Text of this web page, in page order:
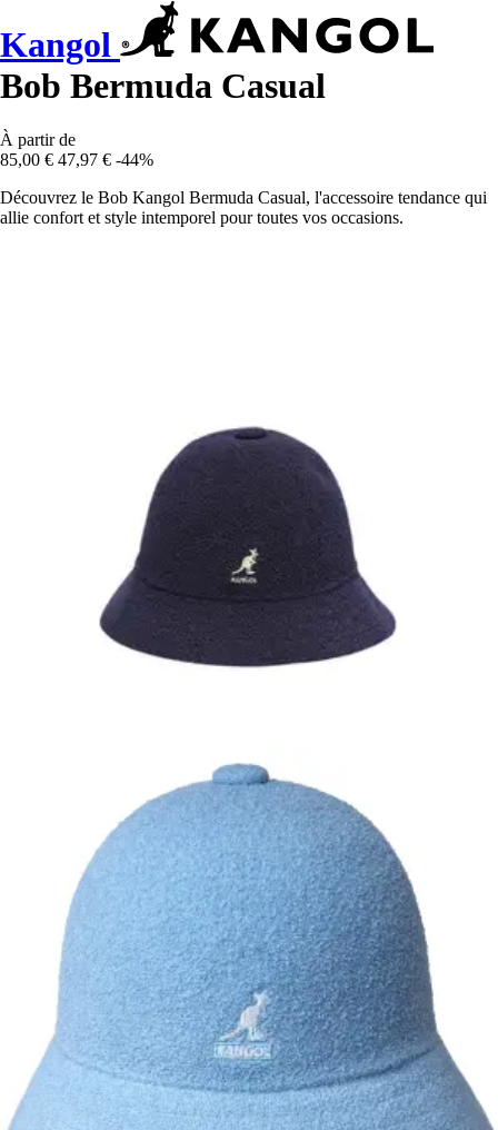
Kangol
Bob Bermuda Casual
À partir de
85,00 € 47,97 € -44%
Découvrez le Bob Kangol Bermuda Casual, l'accessoire tendance qui
allie confort et style intemporel pour toutes vos occasions.